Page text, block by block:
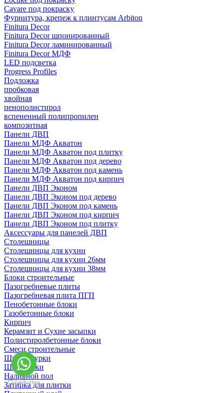
Cavare под покраску
Фурнитура, крепеж к плинтусам Arbiton
Finitura Decor
Finitura Decor шпонированный
Finitura Decor ламинированный
Finitura Decor МДФ
LED подсветка
Progress Profiles
Подложка
пробковая
хвойная
пенополистирол
вспененный полипропилен
композитная
Панели ДВП
Панели МДФ Акватон
Панели МДФ Акватон под плитку
Панели МДФ Акватон под дерево
Панели МДФ Акватон под камень
Панели МДФ Акватон под кирпич
Панели ДВП Эконом
Панели ДВП Эконом под дерево
Панели ДВП Эконом под камень
Панели ДВП Эконом под кирпич
Панели ДВП Эконом под плитку
Аксессуары для панелей ДВП
Столешницы
Столешницы для кухни
Столешницы для кухни 26мм
Столешницы для кухни 38мм
Блоки строительные
Пазогребневые плиты
Пазогребневая плита ПГП
Пенобетонные блоки
Газобетонные блоки
Кирпич
Керамзит и Сухие засыпки
Полистиролбетонные блоки
Смеси строительные
Штукартурки
Шпаклевки
Наливной пол
Затирка для плитки